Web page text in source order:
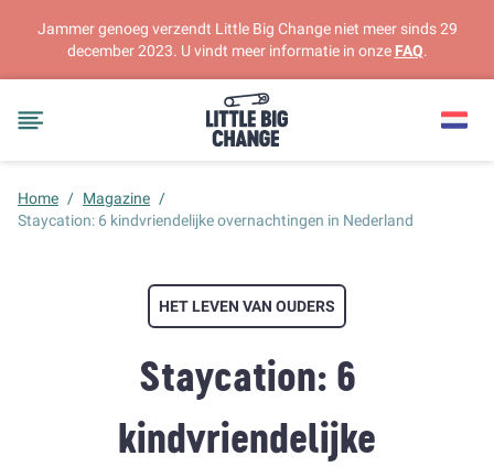
Jammer genoeg verzendt Little Big Change niet meer sinds 29
december 2023. U vindt meer informatie in onze FAQ.
Home / Magazine /
Staycation: 6 kindvriendelijke overnachtingen in Nederland
HET LEVEN VAN OUDERS
Staycation: 6
kindvriendelijke